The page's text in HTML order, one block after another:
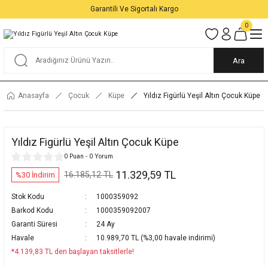
Garantili Ve Sigortalı Kargo
Ara
0
Anasayfa Çocuk Küpe Yıldız Figürlü Yeşil Altın Çocuk Küpe
Yıldız Figürlü Yeşil Altın Çocuk Küpe
0 Puan - 0 Yorum
%30 İndirim 16.185,12 TL 11.329,59 TL
Stok Kodu
1000359092
Barkod Kodu
1000359092007
Garanti Süresi
24 Ay
Havale
10.989,70 TL (%3,00 havale indirimi)
*4.139,83 TL den başlayan taksitlerle!